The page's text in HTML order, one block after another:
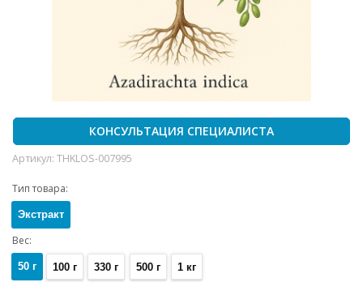
КОНСУЛЬТАЦИЯ СПЕЦИАЛИСТА
Артикул: THKLOS-007995
Тип товара:
Экстракт
Вес:
50 г 100 г 330 г 500 г 1 кг